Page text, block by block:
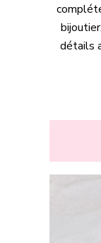
détails